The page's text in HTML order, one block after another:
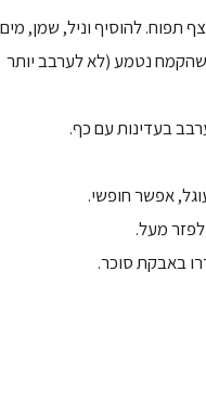
והסוכר כ-4 דקות לקצף תפוח. להוסיף וניל, שמן, מים
נטמע (לא לערבב יותר